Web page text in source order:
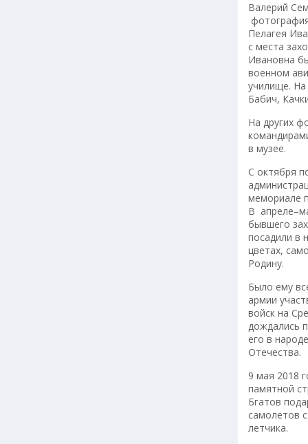
Валерий
Пелагея
с места
Ивановна
военном
училище.
Бабич,
На других
в музее.
С октября
мемориале
В
бывшего
посадили в
цветах,
Родину.
Было ему
армии
войск на
дождались
его в
Отечества.
9 мая 2018
памятной
Бгатов
самолетов
летчика.